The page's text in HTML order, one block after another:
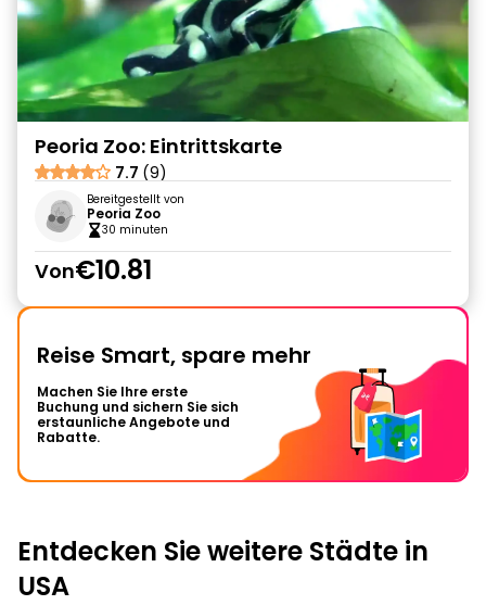
Peoria Zoo: Eintrittskarte
7.7 (9)
Bereitgestellt von
Peoria Zoo
30 minuten
Von€10.81
Reise Smart, spare mehr
Machen Sie Ihre erste
Buchung und sichern Sie sich
erstaunliche Angebote und
Rabatte.
Entdecken Sie weitere Städte in
USA